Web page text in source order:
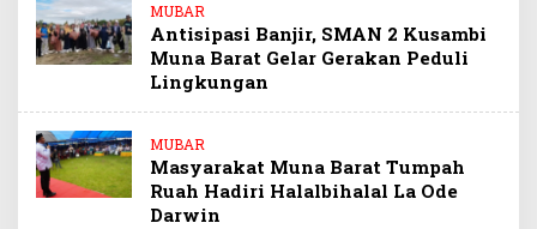
MUBAR
Antisipasi Banjir, SMAN 2 Kusambi
Muna Barat Gelar Gerakan Peduli
Lingkungan
MUBAR
Masyarakat Muna Barat Tumpah
Ruah Hadiri Halalbihalal La Ode
Darwin